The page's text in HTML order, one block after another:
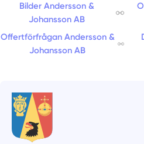
Bilder Andersson &
Johansson AB
Offertförfrågan Andersson &
Johansson AB